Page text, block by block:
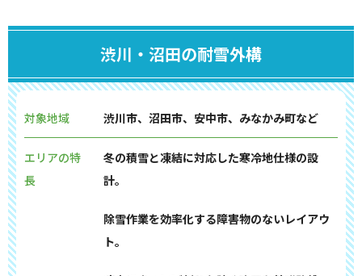
渋川・沼田の耐雪外構
対象地域 渋川市、沼田市、安中市、みなかみ町など
エリアの特
長
冬の積雪と凍結に対応した寒冷地仕様の設
計。
除雪作業を効率化する障害物のないレイアウ
ト。